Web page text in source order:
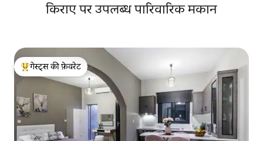
किराए पर उपलब्ध पारिवारिक मकान
गेस्ट्स का टॉप फ़ेवरेट
गेस्ट्स की फ़ेवरेट